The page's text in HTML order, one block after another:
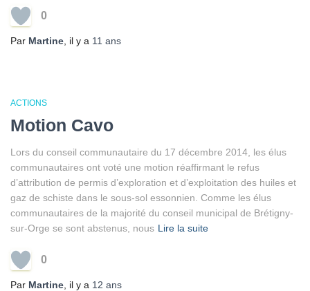
0
Par Martine , il y a 11 ans
ACTIONS
Motion Cavo
Lors du conseil communautaire du 17 décembre 2014, les élus
communautaires ont voté une motion réaffirmant le refus
d’attribution de permis d’exploration et d’exploitation des huiles et
gaz de schiste dans le sous-sol essonnien. Comme les élus
communautaires de la majorité du conseil municipal de Brétigny-
sur-Orge se sont abstenus, nous Lire la suite
0
Par Martine , il y a 12 ans